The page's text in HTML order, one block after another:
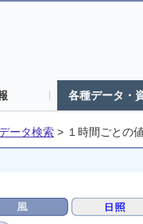
各種データ・
ータ検索 > １時間ごとの